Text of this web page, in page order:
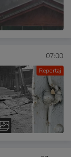
Reportaj
07:00